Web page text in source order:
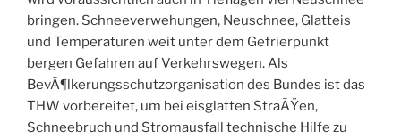
bringen. Schneeverwehungen, Neuschnee, Glatteis
und Temperaturen weit unter dem Gefrierpunkt
bergen Gefahren auf Verkehrswegen. Als
BevÃ¶lkerungsschutzorganisation des Bundes ist das
THW vorbereitet, um bei eisglatten StraÃŸen,
Schneebruch und Stromausfall technische Hilfe zu